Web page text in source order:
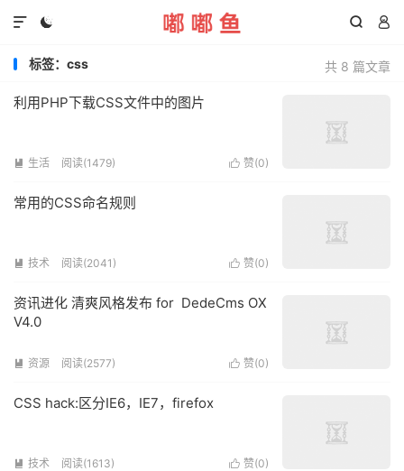
  

共 8 篇文章
标签：css
利用PHP下载CSS文件中的图片
 赞(0)
 生活 阅读(1479)
常用的CSS命名规则
 赞(0)
 技术 阅读(2041)
资讯进化 清爽风格发布 for DedeCms OX
V4.0
 赞(0)
 资源 阅读(2577)
CSS hack:区分IE6，IE7，firefox
 赞(0)
 技术 阅读(1613)